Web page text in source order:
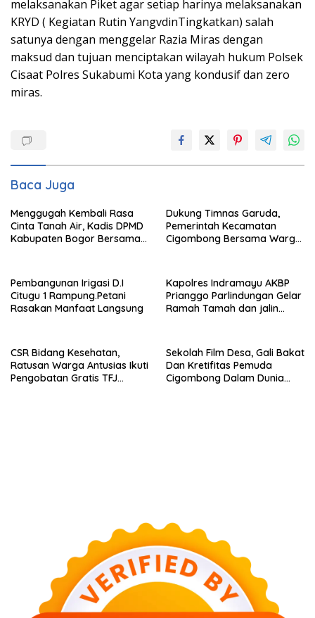
melaksanakan Piket agar setiap harinya melaksanakan
KRYD ( Kegiatan Rutin YangvdinTingkatkan) salah
satunya dengan menggelar Razia Miras dengan
maksud dan tujuan menciptakan wilayah hukum Polsek
Cisaat Polres Sukabumi Kota yang kondusif dan zero
miras.
Baca Juga
Menggugah Kembali Rasa
Cinta Tanah Air, Kadis DPMD
Kabupaten Bogor Bersama
Masyarakat Dan Pengguna
Jalan.
Dukung Timnas Garuda,
Pemerintah Kecamatan
Cigombong Bersama Warga
Pembangunan Irigasi D.I
Citugu 1 Rampung.Petani
Rasakan Manfaat Langsung
Kapolres Indramayu AKBP
Prianggo Parlindungan Gelar
Ramah Tamah dan jalin
CSR Bidang Kesehatan,
Ratusan Warga Antusias Ikuti
Pengobatan Gratis TFJ
Sekolah Film Desa, Gali Bakat
Dan Kretifitas Pemuda
Cigombong Dalam Dunia